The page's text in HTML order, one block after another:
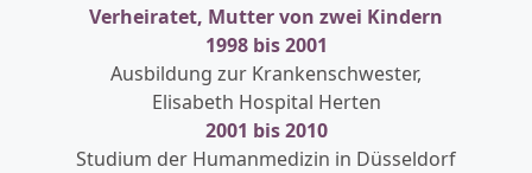
Verheiratet, Mutter von zwei Kindern
1998 bis 2001
Ausbildung zur Krankenschwester,
Elisabeth Hospital Herten
2001 bis 2010
Studium der Humanmedizin in Düsseldorf